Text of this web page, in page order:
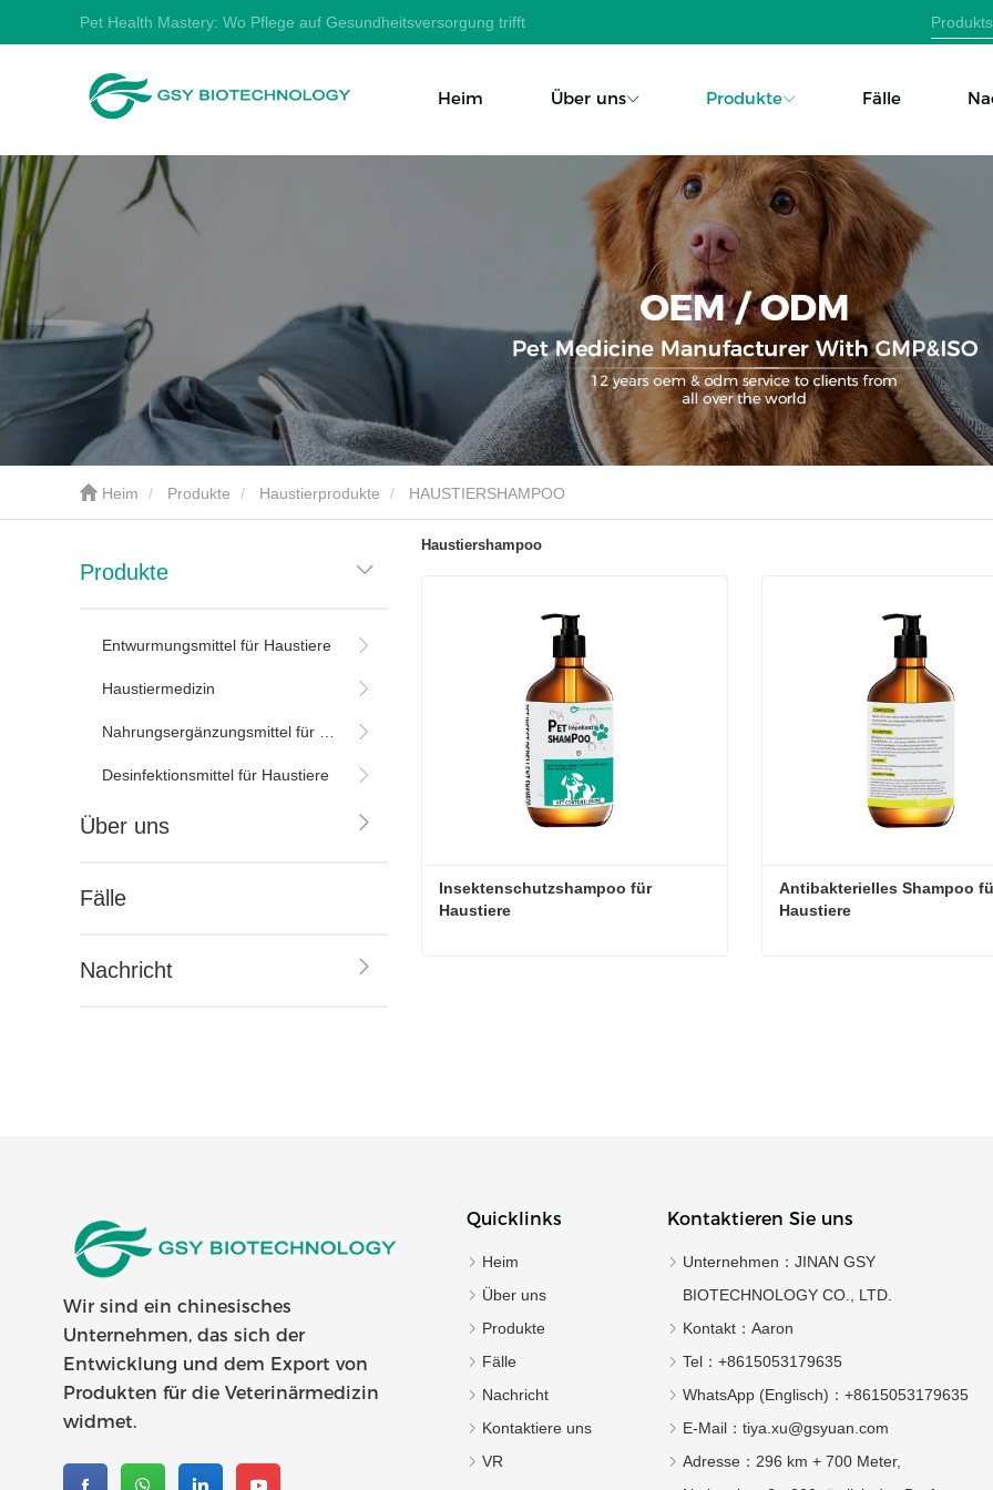
Pet Health Mastery: Wo Pflege auf Gesundheitsversorgung trifft
Heim Über uns Produkte Fälle
Heim Produkte Haustierprodukte HAUSTIERSHAMPOO
Produkte
Entwurmungsmittel für Haustiere
Haustiermedizin
Desinfektionsmittel für Haustiere
Über uns
Fälle
Nachricht
Haustiershampoo
Insektenschutzshampoo für
Haustiere
Antibakterielles Shampoo
Haustiere
Wir sind ein chinesisches
Unternehmen, das sich der
Entwicklung und dem Export von
Produkten für die Veterinärmedizin
widmet.
Quicklinks
Heim
Über uns
Produkte
Fälle
Nachricht
Kontaktiere uns
VR
Kontaktieren Sie uns
Unternehmen： JINAN GSY
BIOTECHNOLOGY CO., LTD.
Kontakt： Aaron
Tel： +8615053179635‬
WhatsApp (Englisch)： +8615053179635
E-Mail： tiya.xu@gsyuan.com
Adresse： 296 km + 700 Meter,